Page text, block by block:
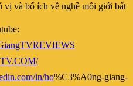
vị và bổ ích về nghề môi giới bất
in/ho%C3%A0ng-giang-